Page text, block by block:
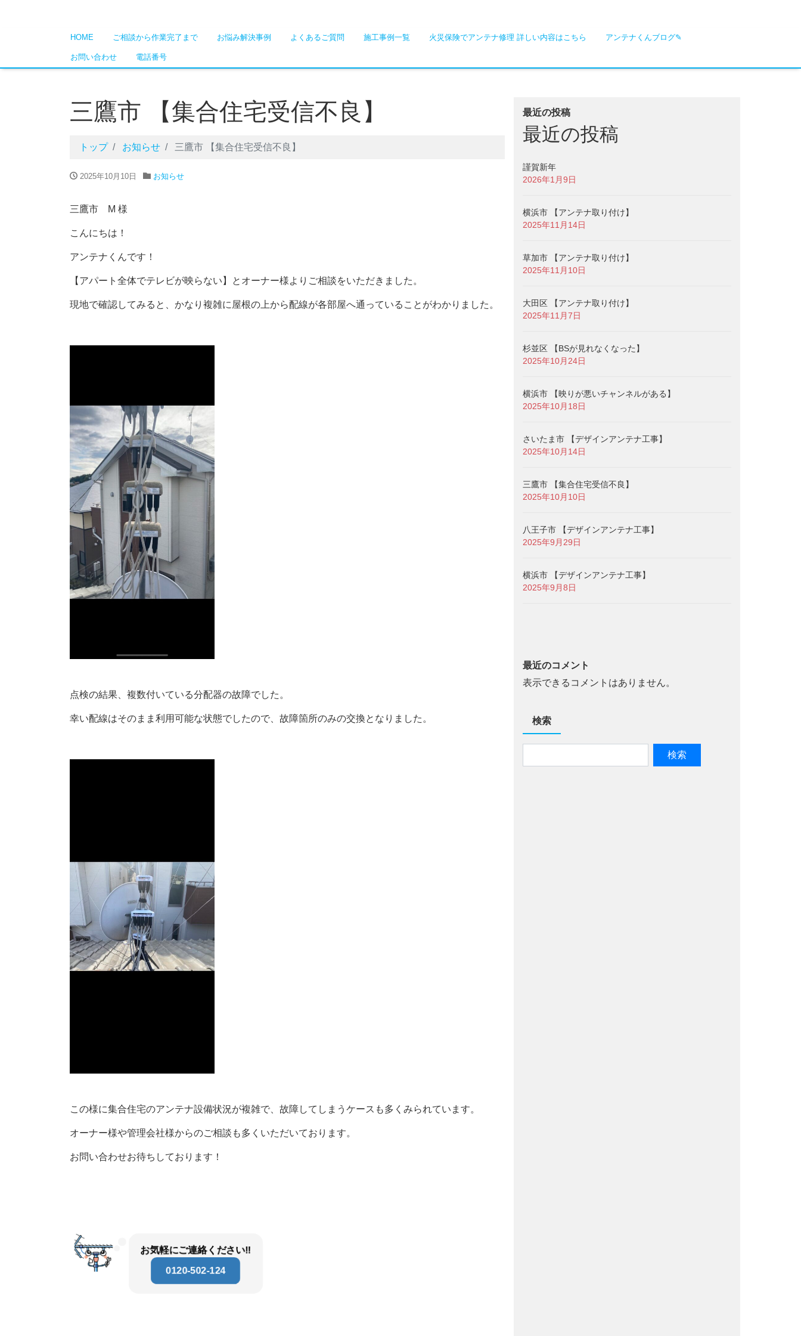
HOME ご相談から作業完了まで お悩み解決事例 よくあるご質問 施工事例一覧 火災保険でアンテナ修理 詳しい内容はこちら アンテナくんブログ✎
お問い合わせ 電話番号
三鷹市 【集合住宅受信不良】
トップ お知らせ 三鷹市 【集合住宅受信不良】
2025年10月10日 お知らせ
三鷹市 M 様
こんにちは！
アンテナくんです！
【アパート全体でテレビが映らない】とオーナー様よりご相談をいただきました。
現地で確認してみると、かなり複雑に屋根の上から配線が各部屋へ通っていることがわかりました。
点検の結果、複数付いている分配器の故障でした。
幸い配線はそのまま利用可能な状態でしたので、故障箇所のみの交換となりました。
この様に集合住宅のアンテナ設備状況が複雑で、故障してしまうケースも多くみられています。
オーナー様や管理会社様からのご相談も多くいただいております。
お問い合わせお待ちしております！
お気軽にご連絡ください‼
0120-502-124
最近の投稿
最近の投稿
謹賀新年
2026年1月9日
横浜市 【アンテナ取り付け】
2025年11月14日
草加市 【アンテナ取り付け】
2025年11月10日
大田区 【アンテナ取り付け】
2025年11月7日
杉並区 【BSが見れなくなった】
2025年10月24日
横浜市 【映りが悪いチャンネルがある】
2025年10月18日
さいたま市 【デザインアンテナ工事】
2025年10月14日
三鷹市 【集合住宅受信不良】
2025年10月10日
八王子市 【デザインアンテナ工事】
2025年9月29日
横浜市 【デザインアンテナ工事】
2025年9月8日
最近のコメント
表示できるコメントはありません。
検索